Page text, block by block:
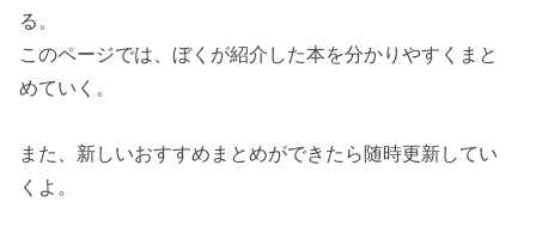
る。
このページでは、ぼくが紹介した本を分かりやすくまと
めていく。
また、新しいおすすめまとめができたら随時更新してい
くよ。